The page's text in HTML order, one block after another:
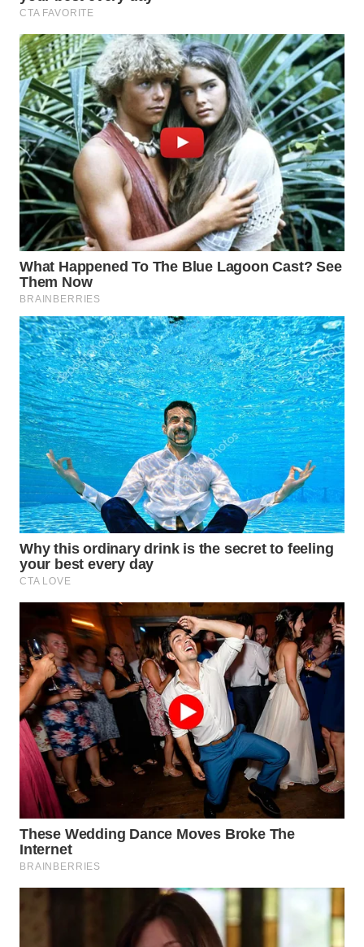
WN
INDRAMAYU
WN
KUNINGAN
WN
MAJALENGKA
WN
SUBANG
WN
SUKABUMI
WN
PURWAKARTA
WN
PRIANGAN
TIMUR
WN
SEMARANG
WN
SOLO
WN
BOROBUDUR
WN
MADURA
WN
SURABAYA
WN
NATUNA
WN
BINTAN
WN
MANDALIKA